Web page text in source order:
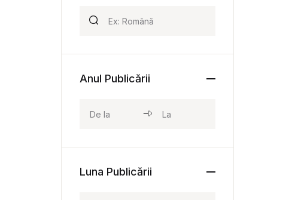
Anul Publicării
Luna Publicării